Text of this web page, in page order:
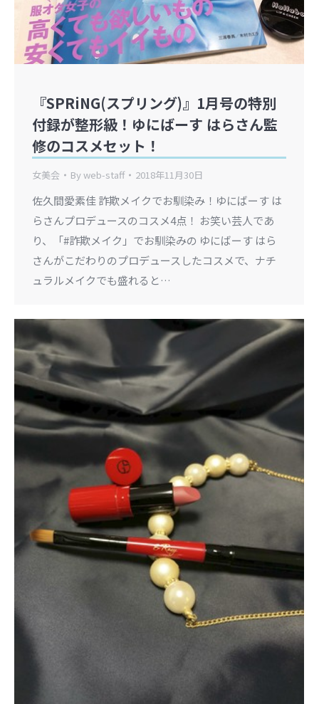
『SPRiNG(スプリング)』1月号の特別
付録が整形級！ゆにばーす はらさん監
修のコスメセット！
女美会 Byweb-staff 2018年11月30日
佐久間愛素佳 詐欺メイクでお馴染み！ゆにばーす は
らさんプロデュースのコスメ4点！ お笑い芸人であ
り、「#詐欺メイク」でお馴染みの ゆにばーす はら
さんがこだわりのプロデュースしたコスメで、ナチ
ュラルメイクでも盛れると…